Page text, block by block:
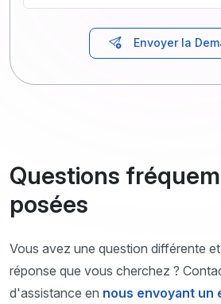
Envoyer la
Questions
posées
Vous avez une question différente
réponse que vous cherchez ?
d'assistance en nous envoyant un